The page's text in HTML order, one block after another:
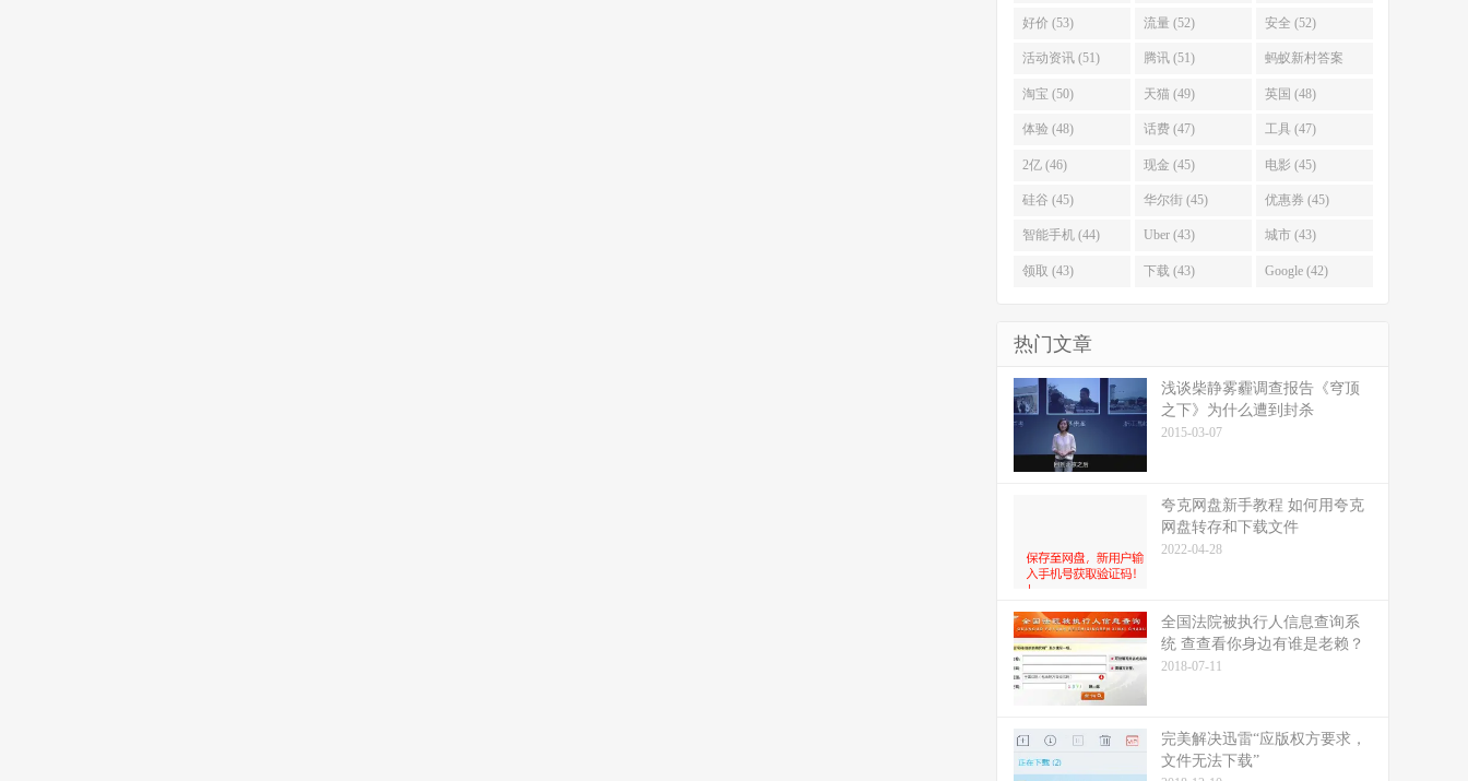
好价 (53) 流量 (52) 安全 (52)
活动资讯 (51) 腾讯 (51) 蚂蚁新村答案
(51)
淘宝 (50) 天猫 (49) 英国 (48)
体验 (48) 话费 (47) 工具 (47)
2亿 (46) 现金 (45) 电影 (45)
硅谷 (45) 华尔街 (45) 优惠券 (45)
智能手机 (44) Uber (43) 城市 (43)
领取 (43) 下载 (43) Google (42)
热门文章
浅谈柴静雾霾调查报告《穹顶
之下》为什么遭到封杀
2015-03-07
夸克网盘新手教程 如何用夸克
网盘转存和下载文件
2022-04-28
全国法院被执行人信息查询系
统 查查看你身边有谁是老赖？
2018-07-11
完美解决迅雷“应版权方要求，
文件无法下载”